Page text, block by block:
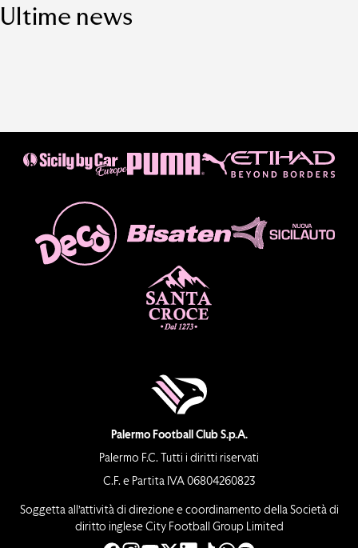
Ultime news
Palermo Football Club S.p.A.
Palermo F.C. Tutti i diritti riservati
C.F. e Partita IVA 06804260823
Soggetta all’attività di direzione e coordinamento della Società di
diritto inglese City Football Group Limited